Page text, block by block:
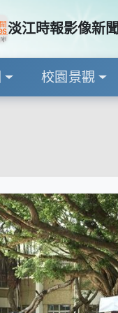
淡江時報影像新聞
校園景觀